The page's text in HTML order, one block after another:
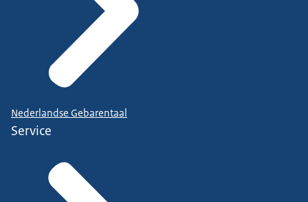
Nederlandse Gebarentaal
Service